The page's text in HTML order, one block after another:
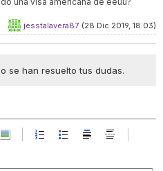
(28 Dic 2019, 18:03)
jesstalavera87
se han resuelto tus dudas.